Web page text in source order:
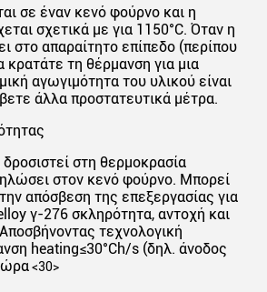
σε έναν κενό φούρνο και η
σχετικά με για 1150°C. Όταν η
στο απαραίτητο επίπεδο (περίπου
κρατάτε τη θέρμανση για μια
αγωγιμότητα του υλικού είναι
άλλα προστατευτικά μέτρα.
στη θερμοκρασία
στον κενό φούρνο. Μπορεί
απόσβεση της επεξεργασίας για
γ-276 σκληρότητα, αντοχή και
τεχνολογική
heating≤30°Ch/s (δηλ. άνοδος
ώρα<30>